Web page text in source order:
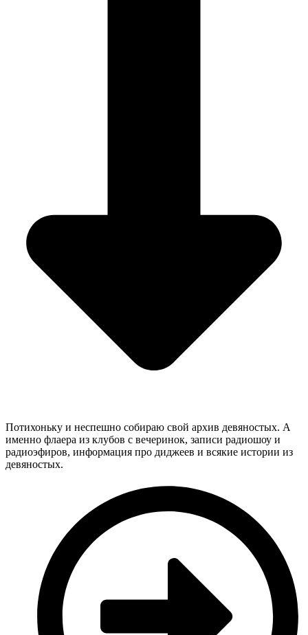
Потихоньку и неспешно собираю свой архив девяностых. А
именно флаера из клубов с вечеринок, записи радиошоу и
радиоэфиров, информация про диджеев и всякие истории из
девяностых.